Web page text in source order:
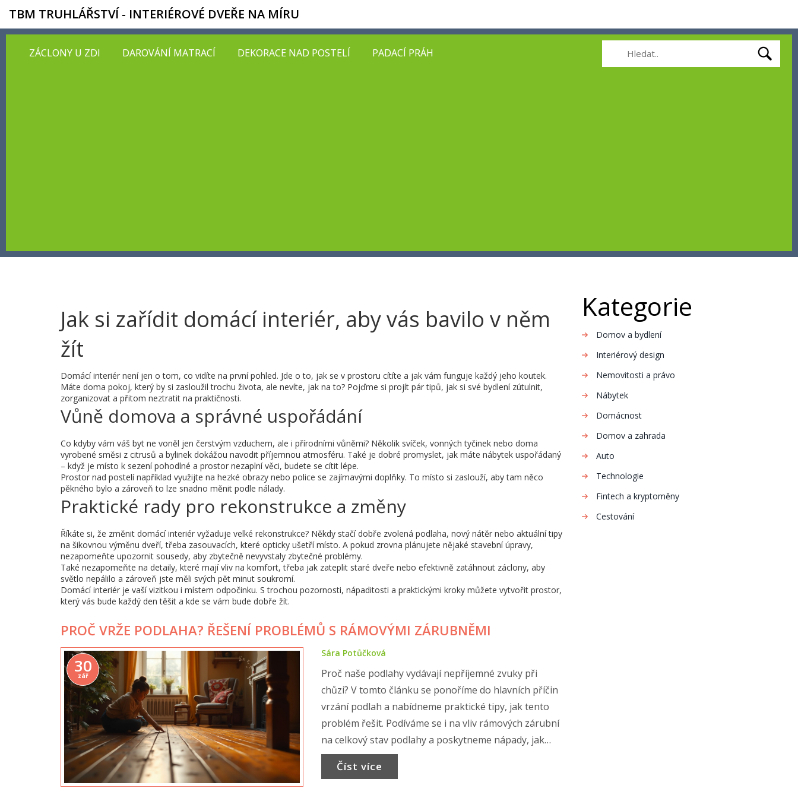
TBM TRUHLÁŘSTVÍ - INTERIÉROVÉ DVEŘE NA MÍRU
ZÁCLONY U ZDI DAROVÁNÍ MATRACÍ DEKORACE NAD POSTELÍ PADACÍ PRÁH
Jak si zařídit domácí interiér, aby vás bavilo v něm
žít
Domácí interiér není jen o tom, co vidíte na první pohled. Jde o to, jak se v prostoru cítíte a jak vám funguje každý jeho koutek.
Máte doma pokoj, který by si zasloužil trochu života, ale nevíte, jak na to? Pojďme si projít pár tipů, jak si své bydlení zútulnit,
zorganizovat a přitom neztratit na praktičnosti.
Vůně domova a správné uspořádání
Co kdyby vám váš byt ne voněl jen čerstvým vzduchem, ale i přírodními vůněmi? Několik svíček, vonných tyčinek nebo doma
vyrobené směsi z citrusů a bylinek dokážou navodit příjemnou atmosféru. Také je dobré promyslet, jak máte nábytek uspořádaný
– když je místo k sezení pohodlné a prostor nezaplní věci, budete se cítit lépe.
Prostor nad postelí například využijte na hezké obrazy nebo police se zajímavými doplňky. To místo si zaslouží, aby tam něco
pěkného bylo a zároveň to lze snadno měnit podle nálady.
Praktické rady pro rekonstrukce a změny
Říkáte si, že změnit domácí interiér vyžaduje velké rekonstrukce? Někdy stačí dobře zvolená podlaha, nový nátěr nebo aktuální tipy
na šikovnou výměnu dveří, třeba zasouvacích, které opticky ušetří místo. A pokud zrovna plánujete nějaké stavební úpravy,
nezapomeňte upozornit sousedy, aby zbytečně nevyvstaly zbytečné problémy.
Také nezapomeňte na detaily, které mají vliv na komfort, třeba jak zateplit staré dveře nebo efektivně zatáhnout záclony, aby
světlo nepálilo a zároveň jste měli svých pět minut soukromí.
Domácí interiér je vaší vizitkou i místem odpočinku. S trochou pozornosti, nápaditosti a praktickými kroky můžete vytvořit prostor,
který vás bude každý den těšit a kde se vám bude dobře žít.
PROČ VRŽE PODLAHA? ŘEŠENÍ PROBLÉMŮ S RÁMOVÝMI ZÁRUBNĚMI
30
zář
Sára Potůčková
Proč naše podlahy vydávají nepříjemné zvuky při
chůzi? V tomto článku se ponoříme do hlavních příčin
vrzání podlah a nabídneme praktické tipy, jak tento
problém řešit. Podíváme se i na vliv rámových zárubní
na celkový stav podlahy a poskytneme nápady, jak
jednoduše zlepšit akustiku ve vašem domácím
prostředí.
Číst více
Kategorie
Domov a bydlení
Interiérový design
Nemovitosti a právo
Nábytek
Domácnost
Domov a zahrada
Auto
Technologie
Fintech a kryptoměny
Cestování